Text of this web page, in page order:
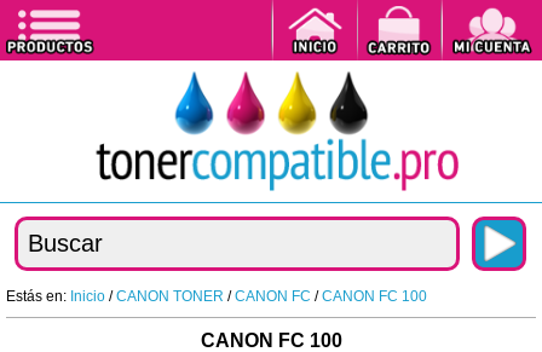
Estás en: Inicio /CANON TONER /CANON FC /CANON FC 100
CANON FC 100